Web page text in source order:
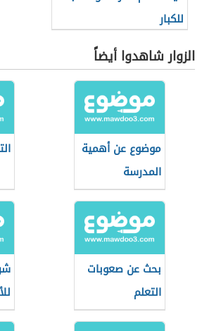
للكبار
الزوار شاهدوا أيضاً
موضوع عن أهمية
المدرسة
بحث عن صعوبات
التعلم